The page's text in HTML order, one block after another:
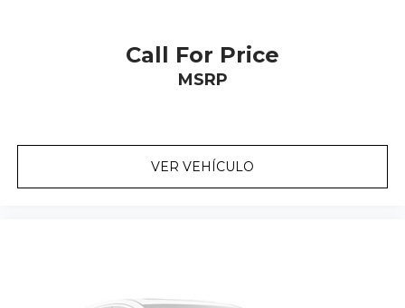
Call For Price
MSRP
VER VEHÍCULO